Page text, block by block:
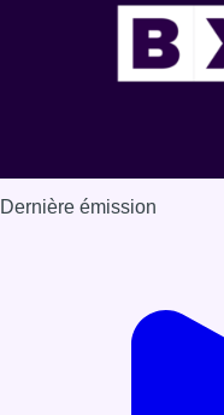
Dernière émission